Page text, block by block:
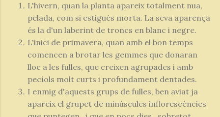
L'hivern, quan la planta apareix totalment nua,
pelada, com si estigués morta. La seva aparença
és la d'un laberint de troncs en blanc i negre.
L'inici de primavera, quan amb el bon temps
comencen a brotar les gemmes que donaran
lloc a les fulles, que creixen agrupades i amb
pecíols molt curts i profundament dentades.
I enmig d'aquests grups de fulles, ben aviat ja
apareix el grupet de minúscules inflorescències